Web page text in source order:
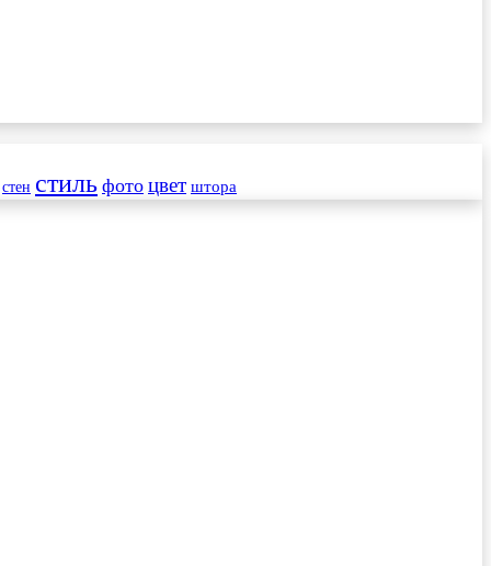
стен стиль фото цвет штора